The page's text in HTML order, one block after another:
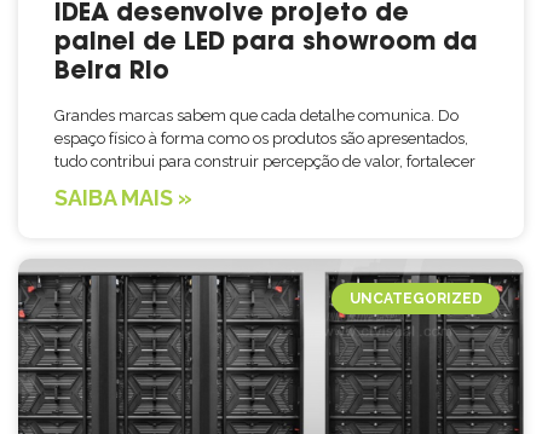
IDEA desenvolve projeto de
painel de LED para showroom da
Beira Rio
Grandes marcas sabem que cada detalhe comunica. Do
espaço físico à forma como os produtos são apresentados,
tudo contribui para construir percepção de valor, fortalecer
SAIBA MAIS »
UNCATEGORIZED